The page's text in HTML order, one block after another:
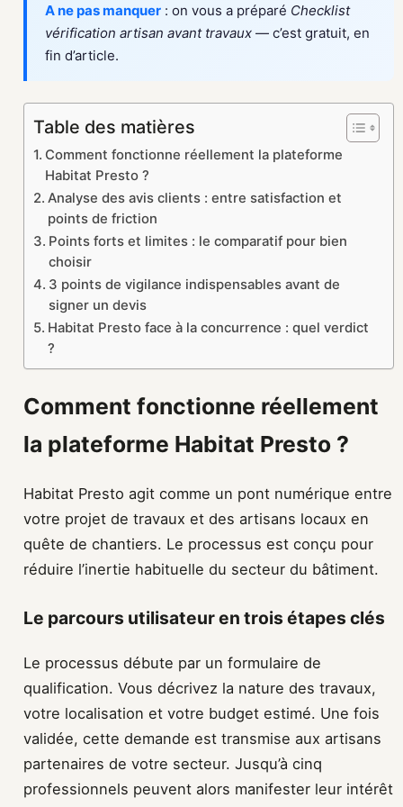
A ne pas manquer : on vous a préparé Checklist
vérification artisan avant travaux — c’est gratuit, en
fin d’article.
Table des matières
Comment fonctionne réellement la plateforme
Habitat Presto ?
Analyse des avis clients : entre satisfaction et
points de friction
Points forts et limites : le comparatif pour bien
choisir
3 points de vigilance indispensables avant de
signer un devis
Habitat Presto face à la concurrence : quel verdict
?
Comment fonctionne réellement
la plateforme Habitat Presto ?
Habitat Presto agit comme un pont numérique entre
votre projet de travaux et des artisans locaux en
quête de chantiers. Le processus est conçu pour
réduire l’inertie habituelle du secteur du bâtiment.
Le parcours utilisateur en trois étapes clés
Le processus débute par un formulaire de
qualification. Vous décrivez la nature des travaux,
votre localisation et votre budget estimé. Une fois
validée, cette demande est transmise aux artisans
partenaires de votre secteur. Jusqu’à cinq
professionnels peuvent alors manifester leur intérêt